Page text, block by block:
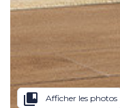
collections_bookmark Afficher les photos